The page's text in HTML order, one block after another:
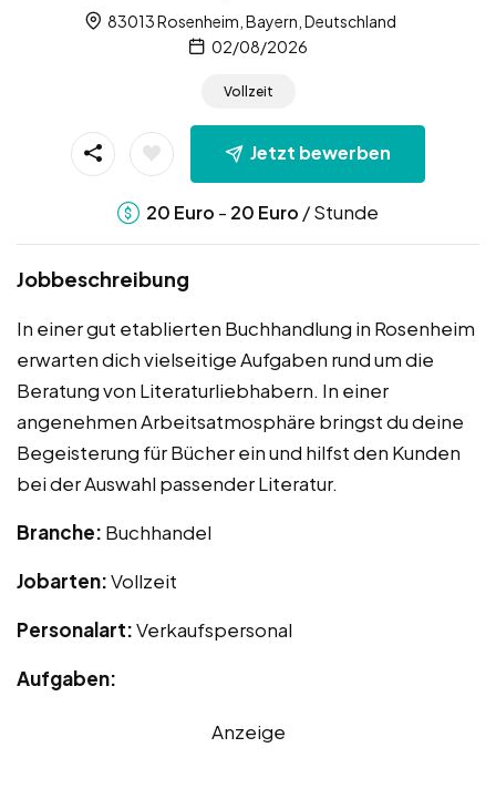
83013 Rosenheim, Bayern, Deutschland
02/08/2026
Vollzeit
Jetzt bewerben
20 Euro - 20 Euro / Stunde
Jobbeschreibung
In einer gut etablierten Buchhandlung in Rosenheim
erwarten dich vielseitige Aufgaben rund um die
Beratung von Literaturliebhabern. In einer
angenehmen Arbeitsatmosphäre bringst du deine
Begeisterung für Bücher ein und hilfst den Kunden
bei der Auswahl passender Literatur.
Branche: Buchhandel
Jobarten:Vollzeit
Personalart:Verkaufspersonal
Aufgaben:
Anzeige